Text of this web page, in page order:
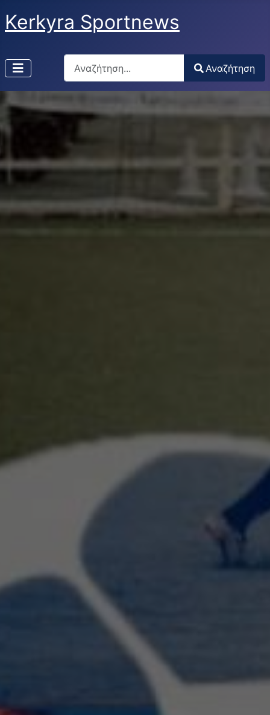
Kerkyra Sportnews
Αναζήτηση
Type 2 or more characters for results.
Αναζήτηση